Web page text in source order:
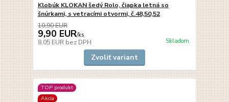
Klobúk KLOKAN šedý Rolo, čiapka letná so
šnúrkami, s vetracími otvormi, č.48,50,52
10,90 EUR
9,90 EUR/ks
8,05 EUR bez DPH Skladom
Zvoliť variant
TOP produkt
Akcia